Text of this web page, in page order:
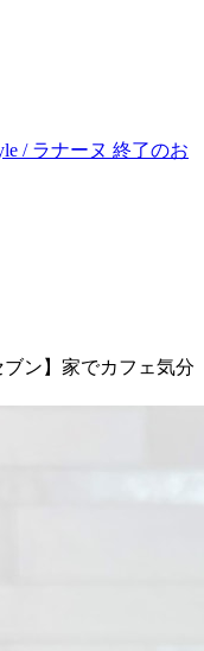
/ ラナーヌ 終了のお
ン】家でカフェ気分